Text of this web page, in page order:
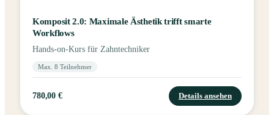
Komposit 2.0: Maximale Ästhetik trifft smarte
Workflows
Hands-on-Kurs für Zahntechniker
Max. 8 Teilnehmer
780,00 € Details ansehen